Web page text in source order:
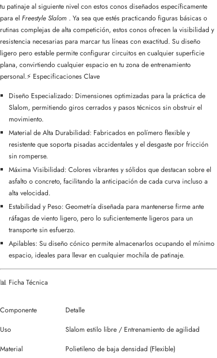
tu patinaje al siguiente nivel con estos conos diseñados específicamente
para el Freestyle Slalom . Ya sea que estés practicando figuras básicas o
rutinas complejas de alta competición, estos conos ofrecen la visibilidad y
resistencia necesarias para marcar tus líneas con exactitud. Su diseño
ligero pero estable permite configurar circuitos en cualquier superficie
plana, convirtiendo cualquier espacio en tu zona de entrenamiento
personal.⚡ Especificaciones Clave
Diseño Especializado: Dimensiones optimizadas para la práctica de
Slalom, permitiendo giros cerrados y pasos técnicos sin obstruir el
movimiento.
Material de Alta Durabilidad: Fabricados en polímero flexible y
resistente que soporta pisadas accidentales y el desgaste por fricción
sin romperse.
Máxima Visibilidad: Colores vibrantes y sólidos que destacan sobre el
asfalto o concreto, facilitando la anticipación de cada curva incluso a
alta velocidad.
Estabilidad y Peso: Geometría diseñada para mantenerse firme ante
ráfagas de viento ligero, pero lo suficientemente ligeros para un
transporte sin esfuerzo.
Apilables: Su diseño cónico permite almacenarlos ocupando el mínimo
espacio, ideales para llevar en cualquier mochila de patinaje.
📊 Ficha Técnica
Componente Detalle
Uso
Slalom estilo libre / Entrenamiento de agilidad
Material
Polietileno de baja densidad (Flexible)